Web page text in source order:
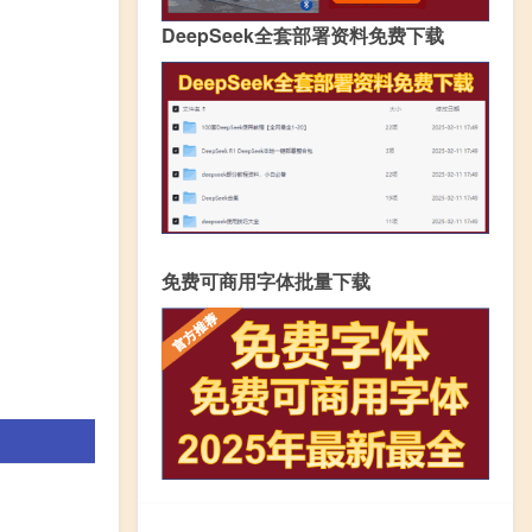
DeepSeek全套部署资料免费下载
免费可商用字体批量下载